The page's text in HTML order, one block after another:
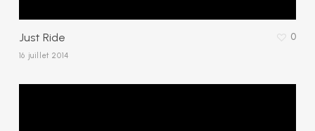
Just Ride
16 juillet 2014
0